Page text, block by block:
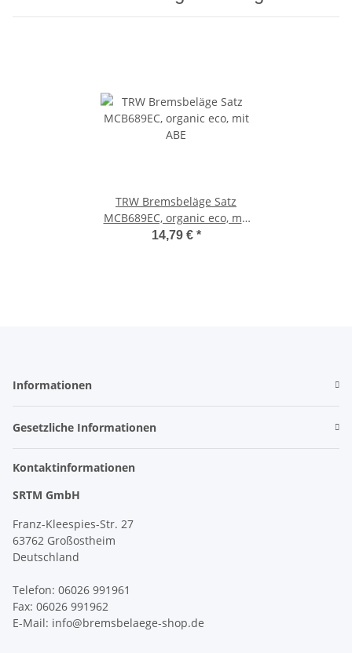
TRW Bremsbeläge Satz
MCB689EC, organic eco, mit
ABE
14,79 € *
Informationen
Gesetzliche Informationen
Kontaktinformationen
SRTM GmbH
Franz-Kleespies-Str. 27
63762 Großostheim
Deutschland
Telefon: 06026 991961
Fax: 06026 991962
E-Mail: info@bremsbelaege-shop.de